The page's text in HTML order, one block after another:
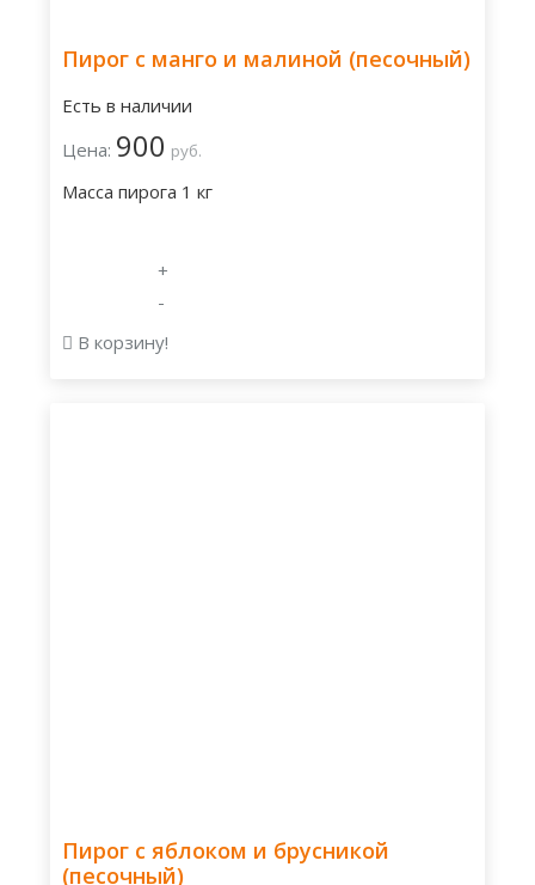
Пирог с манго и малиной (песочный)
Есть в наличии
Цена: 900 руб.
Масса пирога 1 кг
+
-
В корзину!
Пирог с яблоком и брусникой
(песочный)